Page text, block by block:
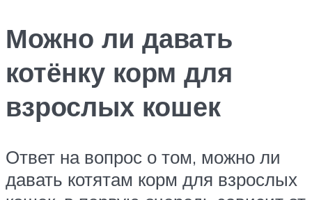
Можно ли давать
котёнку корм для
взрослых кошек
Ответ на вопрос о том, можно ли
давать котятам корм для взрослых